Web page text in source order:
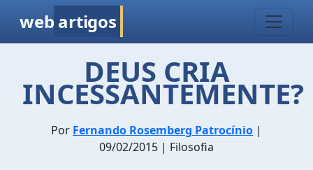
web artigos
DEUS CRIA
INCESSANTEMENTE?
Por Fernando Rosemberg Patrocínio |
09/02/2015 | Filosofia